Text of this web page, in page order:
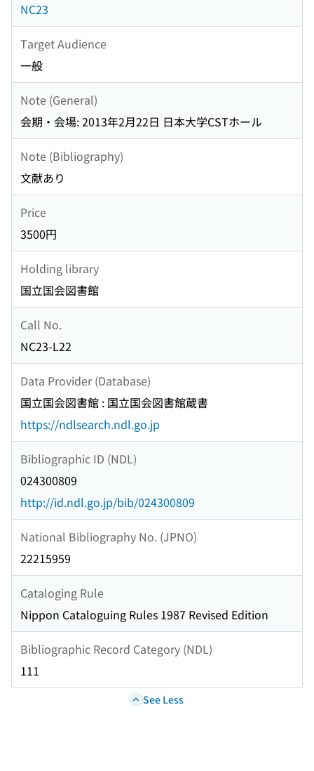
NC23
Target Audience
一般
Note (General)
会期・会場: 2013年2月22日 日本大学CSTホール
Note (Bibliography)
文献あり
Price
3500円
Holding library
国立国会図書館
Call No.
NC23-L22
Data Provider (Database)
国立国会図書館 : 国立国会図書館蔵書
https://ndlsearch.ndl.go.jp
Bibliographic ID (NDL)
024300809
http://id.ndl.go.jp/bib/024300809
National Bibliography No. (JPNO)
22215959
Cataloging Rule
Nippon Cataloguing Rules 1987 Revised Edition
Bibliographic Record Category (NDL)
111
See Less